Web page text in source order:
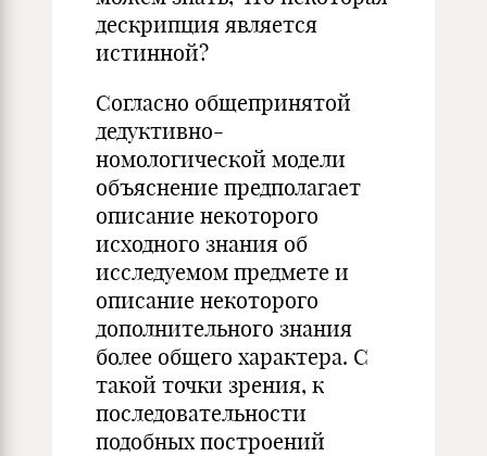
дескрипция является
истинной?
Согласно общепринятой
дедуктивно-
номологической модели
объяснение предполагает
описание некоторого
исходного знания об
исследуемом предмете и
описание некоторого
дополнительного знания
более общего характера. С
такой точки зрения, к
последовательности
подобных построений